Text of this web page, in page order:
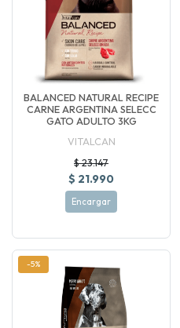
BALANCED NATURAL RECIPE
CARNE ARGENTINA SELECC
GATO ADULTO 3KG
VITALCAN
$ 23.147
$ 21.990
Encargar
-5%